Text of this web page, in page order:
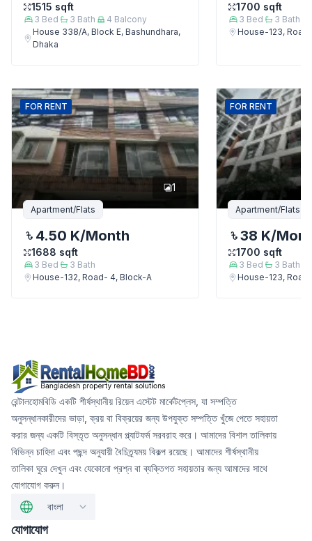
1515 sqft
3 Bed 3 Bath 4 Balcony
House 338/A, Block E, Bashundhara,
Dhaka
1700 sqft
3 Bed 3 Bath
House-123,
FOR RENT
1
Apartment/Flats
4.50 K/Month
1688 sqft
3 Bed 3 Bath
House-132, Road- 4, Block-A
FOR RENT
Apartment/Flats
38 K/
1700 sqft
3 Bed 3 Bath
House-123,
রেন্টালহোমবিডি একটি শীর্ষস্থানীয় রিয়েল এস্টেট মার্কেটপ্লেস, যা সম্পত্তি
অনুসন্ধানকারীদের ভাড়া, ক্রয় বা বিক্রয়ের জন্য উপযুক্ত সম্পত্তি খুঁজে পেতে সহায়তা
করার জন্য একটি বিস্তৃত অনুসন্ধান প্ল্যাটফর্ম সরবরাহ করে। আমাদের বিশাল তালিকায়
বিভিন্ন চাহিদা এবং পছন্দ অনুযায়ী বৈচিত্র্যময় বিকল্প রয়েছে। আমাদের শীর্ষস্থানীয়
তালিকা ঘুরে দেখুন এবং যেকোনো প্রশ্ন বা ব্যক্তিগত সহায়তার জন্য আমাদের সাথে
যোগাযোগ করুন।
বাংলা
যোগাযোগ